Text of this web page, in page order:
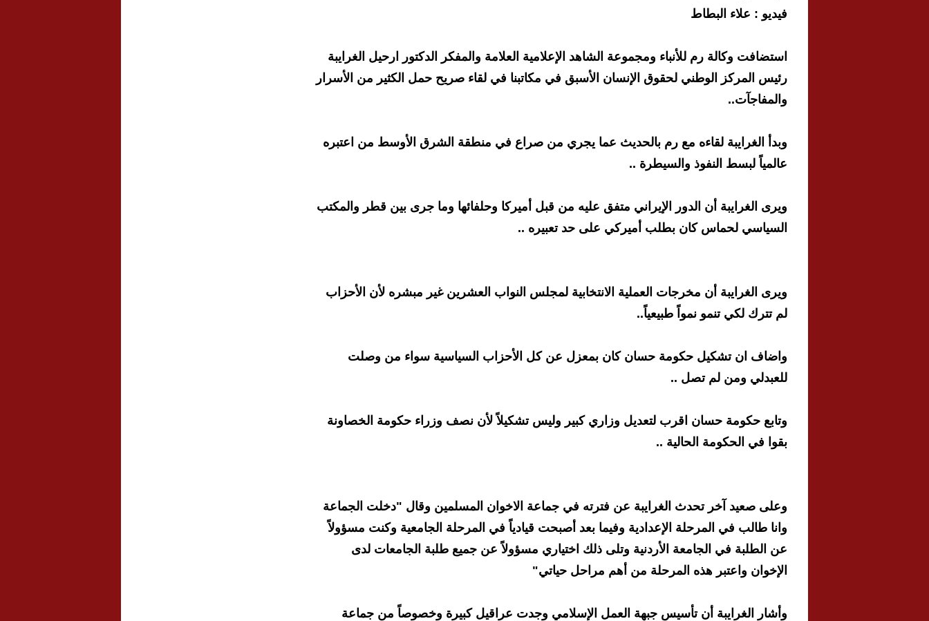
فيديو : علاء البطاط
استضافت وكالة رم للأنباء ومجموعة الشاهد الإعلامية العلامة والمفكر الدكتور ارحيل الغرايبة
رئيس المركز الوطني لحقوق الإنسان الأسبق في مكاتبنا في لقاء صريح حمل الكثير من الأسرار
والمفاجآت..
وبدأ الغرايبة لقاءه مع رم بالحديث عما يجري من صراع في منطقة الشرق الأوسط من اعتبره
عالمياً لبسط النفوذ والسيطرة ..
ويرى الغرايبة أن الدور الإيراني متفق عليه من قبل أميركا وحلفائها وما جرى بين قطر والمكتب
السياسي لحماس كان بطلب أميركي على حد تعبيره ..
ويرى الغرايبة أن مخرجات العملية الانتخابية لمجلس النواب العشرين غير مبشره لأن الأحزاب
لم تترك لكي تنمو نمواً طبيعياً..
واضاف ان تشكيل حكومة حسان كان بمعزل عن كل الأحزاب السياسية سواء من وصلت
للعبدلي ومن لم تصل ..
وتابع حكومة حسان اقرب لتعديل وزاري كبير وليس تشكيلاً لأن نصف وزراء حكومة الخصاونة
بقوا في الحكومة الحالية ..
وعلى صعيد آخر تحدث الغرايبة عن فترته في جماعة الاخوان المسلمين وقال "دخلت الجماعة
وانا طالب في المرحلة الإعدادية وفيما بعد أصبحت قيادياً في المرحلة الجامعية وكنت مسؤولاً
عن الطلبة في الجامعة الأردنية وتلى ذلك اختياري مسؤولاً عن جميع طلبة الجامعات لدى
الإخوان واعتبر هذه المرحلة من أهم مراحل حياتي"
وأشار الغرايبة أن تأسيس جبهة العمل الإسلامي وجدت عراقيل كبيرة وخصوصاً من جماعة